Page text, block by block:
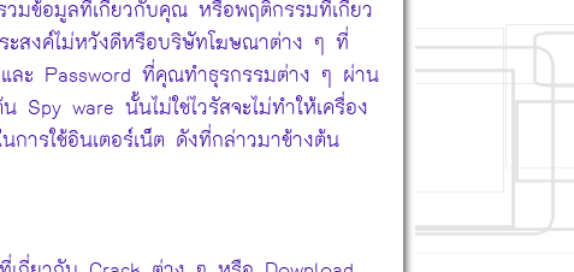
วมข้อมูลที่เกี่ยวกับคุณ หรือพฤติกรรมที่เกี่ยว
ะสงค์ไม่หวังดีหรือบริษัทโฆษณาต่าง ๆ ที่
ละ Password ที่คุณทำธุรกรรมต่าง ๆ ผ่าน
Spy ware นั้นไม่ใช่ไวรัสจะไม่ทำให้เครื่อง
ารใช้อินเตอร์เน็ต ดังที่กล่าวมาข้างต้น